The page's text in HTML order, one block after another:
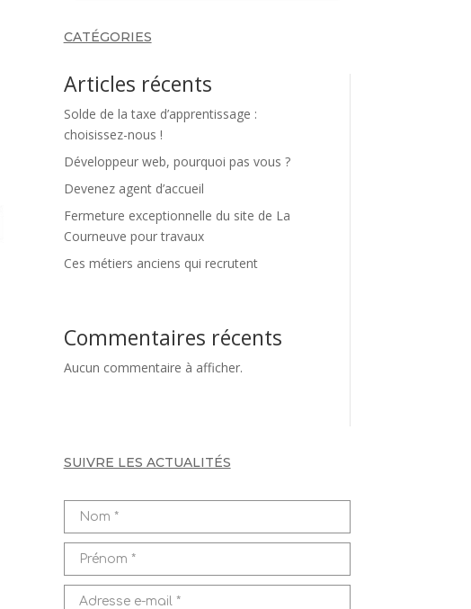
CATÉGORIES
Articles récents
Solde de la taxe d’apprentissage :
choisissez-nous !
Développeur web, pourquoi pas vous ?
Devenez agent d’accueil
Fermeture exceptionnelle du site de La
Courneuve pour travaux
Ces métiers anciens qui recrutent
Commentaires récents
Aucun commentaire à afficher.
SUIVRE LES ACTUALITÉS